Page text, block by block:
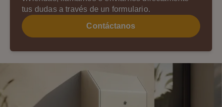
tus dudas a través de un formulario.
Contáctanos